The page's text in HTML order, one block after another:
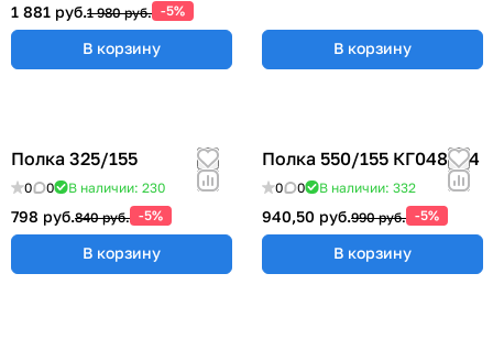
1 881 руб.1 980 руб. -5%
В корзину В корзину
Полка 325/155
0 0 В наличии: 230
798 руб.840 руб. -5%
В корзину
Полка 550/155 КГ048824
0 0 В наличии: 332
940,50 руб.990 руб. -5%
В корзину